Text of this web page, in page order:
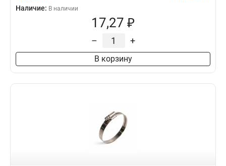
Наличие: В наличии
17,27 ₽
– +
В корзину